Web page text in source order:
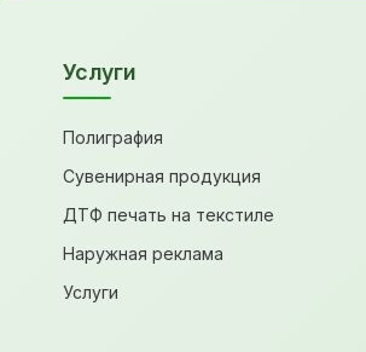
Услуги
Полиграфия
Сувенирная продукция
ДТФ печать на текстиле
Наружная реклама
Услуги